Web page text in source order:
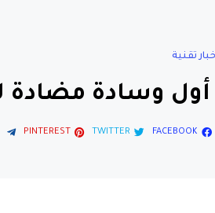
تقنية
وسادة مضادة
FACEBOOK
TWITTER
PINTEREST